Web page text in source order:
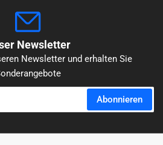
Newsletter
Newsletter und erhalten Sie
Abonnieren